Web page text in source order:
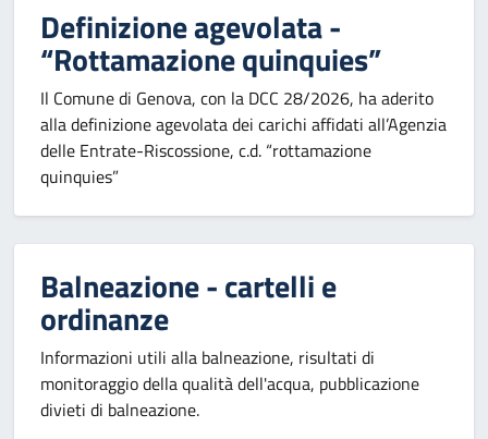
Definizione agevolata -
“Rottamazione quinquies”
Il Comune di Genova, con la DCC 28/2026, ha aderito
alla definizione agevolata dei carichi affidati all’Agenzia
delle Entrate-Riscossione, c.d. “rottamazione
quinquies”
Balneazione - cartelli e
ordinanze
Informazioni utili alla balneazione, risultati di
monitoraggio della qualità dell'acqua, pubblicazione
divieti di balneazione.